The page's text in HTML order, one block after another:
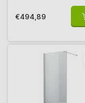
€494,89